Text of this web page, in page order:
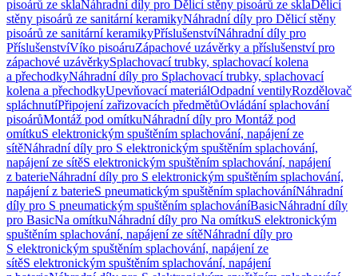
pisoárů ze sklaNáhradní díly pro Dělicí stěny pisoárů ze sklaDělicí
stěny pisoárů ze sanitární keramikyNáhradní díly pro Dělicí stěny
pisoárů ze sanitární keramikyPříslušenstvíNáhradní díly pro
PříslušenstvíVíko pisoáruZápachové uzávěrky a příslušenství pro
zápachové uzávěrkySplachovací trubky, splachovací kolena
a přechodkyNáhradní díly pro Splachovací trubky, splachovací
kolena a přechodkyUpevňovací materiálOdpadní ventilyRozdělovač
spláchnutíPřipojení zařizovacích předmětůOvládání splachování
pisoárůMontáž pod omítkuNáhradní díly pro Montáž pod
omítkuS elektronickým spuštěním splachování, napájení ze
sítěNáhradní díly pro S elektronickým spuštěním splachování,
napájení ze sítěS elektronickým spuštěním splachování, napájení
z baterieNáhradní díly pro S elektronickým spuštěním splachování,
napájení z baterieS pneumatickým spuštěním splachováníNáhradní
díly pro S pneumatickým spuštěním splachováníBasicNáhradní díly
pro BasicNa omítkuNáhradní díly pro Na omítkuS elektronickým
spuštěním splachování, napájení ze sítěNáhradní díly pro
S elektronickým spuštěním splachování, napájení ze
sítěS elektronickým spuštěním splachování, napájení